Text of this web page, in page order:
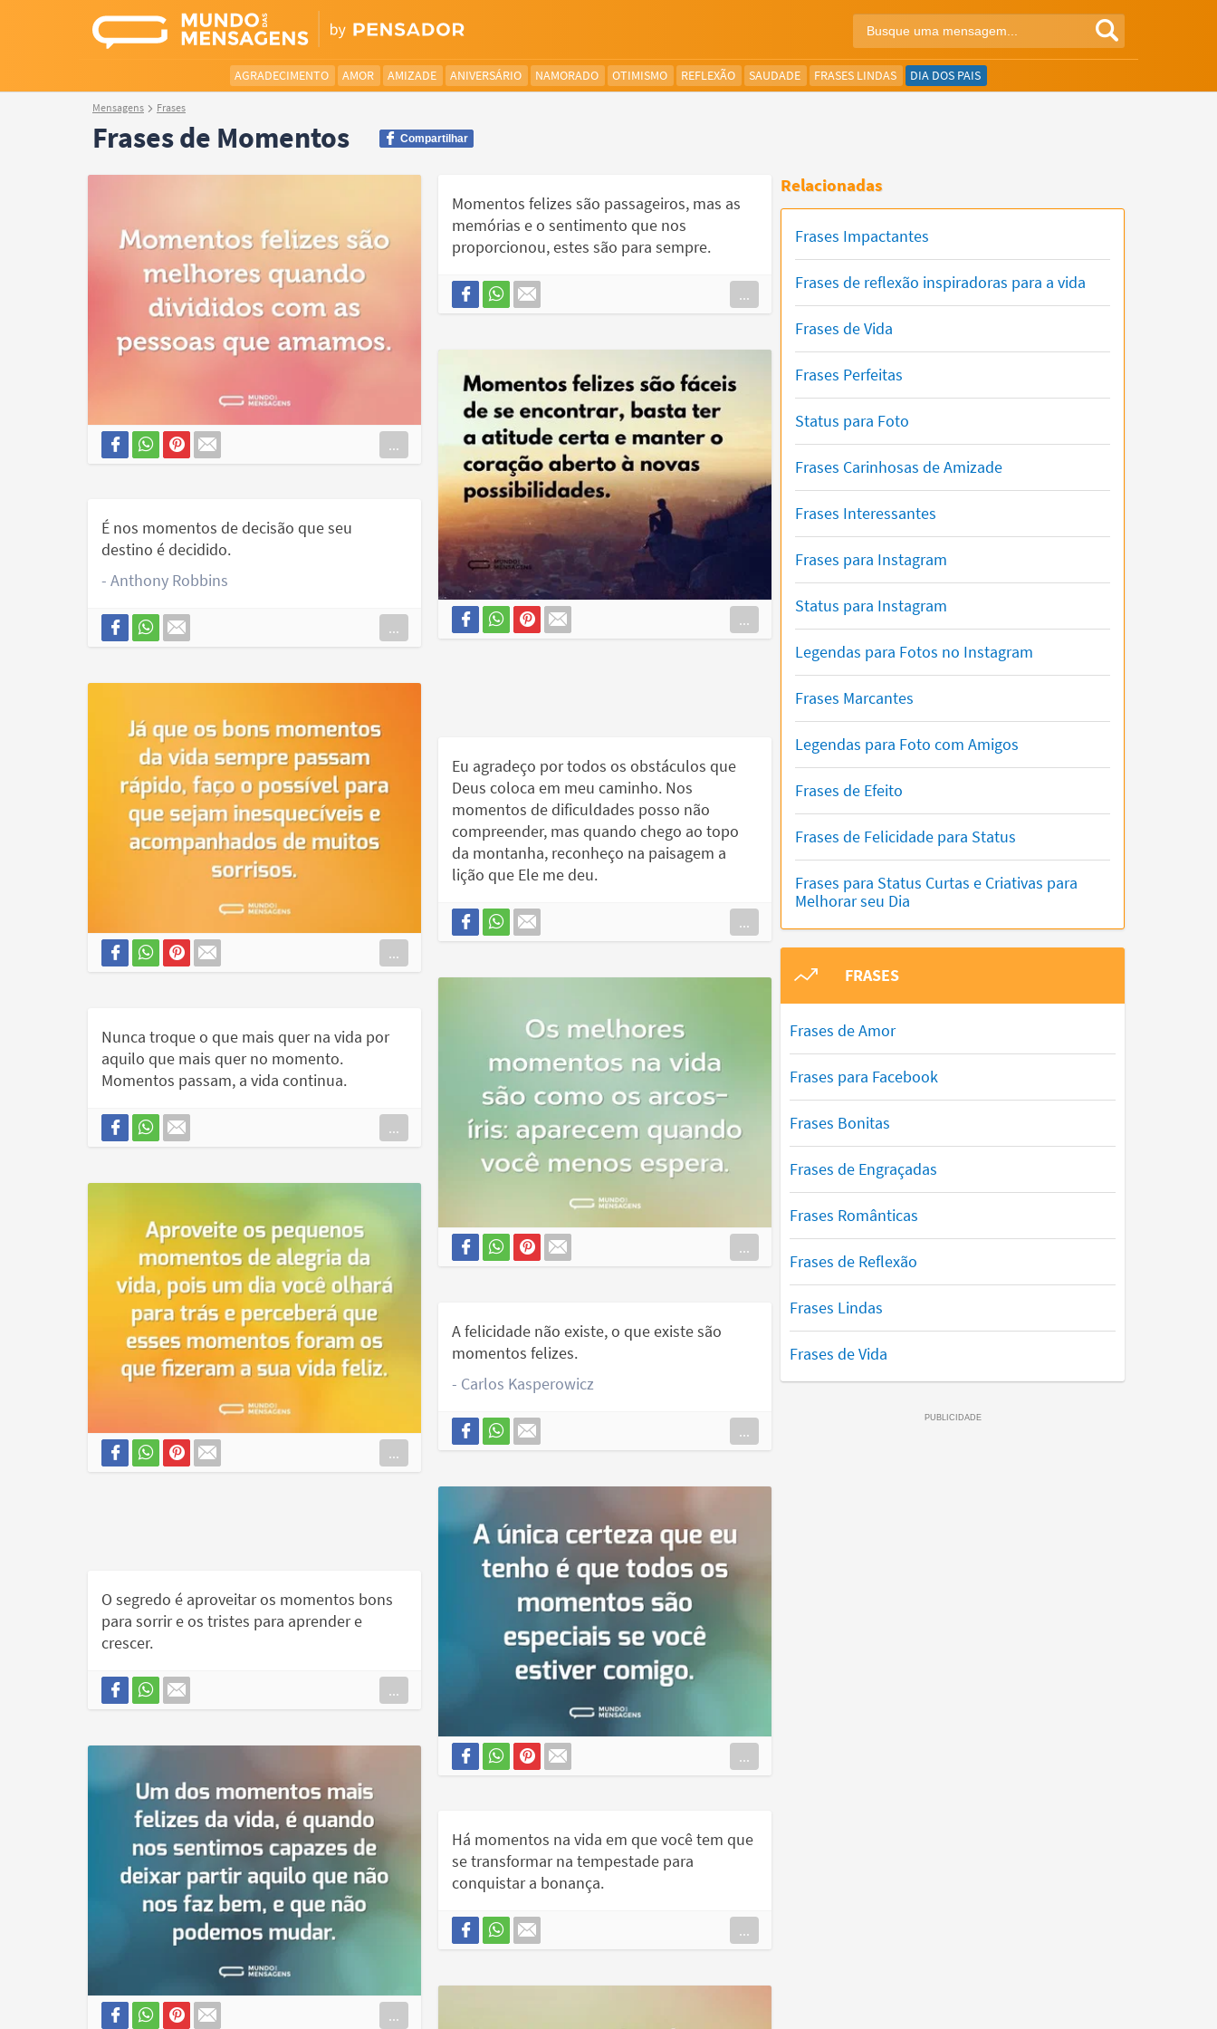
AGRADECIMENTO AMOR AMIZADE ANIVERSÁRIO NAMORADO OTIMISMO REFLEXÃO SAUDADE FRASES LINDAS DIA DOS PAIS
Mensagens Frases
Frases de Momentos Compartilhar
...
Momentos felizes são passageiros, mas as
memórias e o sentimento que nos
proporcionou, estes são para sempre.
...
...
É nos momentos de decisão que seu
destino é decidido.
- Anthony Robbins
...
...
Eu agradeço por todos os obstáculos que
Deus coloca em meu caminho. Nos
momentos de dificuldades posso não
compreender, mas quando chego ao topo
da montanha, reconheço na paisagem a
lição que Ele me deu.
...
...
Nunca troque o que mais quer na vida por
aquilo que mais quer no momento.
Momentos passam, a vida continua.
...
...
A felicidade não existe, o que existe são
momentos felizes.
- Carlos Kasperowicz
...
...
O segredo é aproveitar os momentos bons
para sorrir e os tristes para aprender e
crescer.
...
...
Há momentos na vida em que você tem que
se transformar na tempestade para
conquistar a bonança.
...
Relacionadas
Frases Impactantes
Frases de reflexão inspiradoras para a vida
Frases de Vida
Frases Perfeitas
Status para Foto
Frases Carinhosas de Amizade
Frases Interessantes
Frases para Instagram
Status para Instagram
Legendas para Fotos no Instagram
Frases Marcantes
Legendas para Foto com Amigos
Frases de Efeito
Frases de Felicidade para Status
Frases para Status Curtas e Criativas para
Melhorar seu Dia
FRASES
Frases de Amor
Frases para Facebook
Frases Bonitas
Frases de Engraçadas
Frases Românticas
Frases de Reflexão
Frases Lindas
Frases de Vida